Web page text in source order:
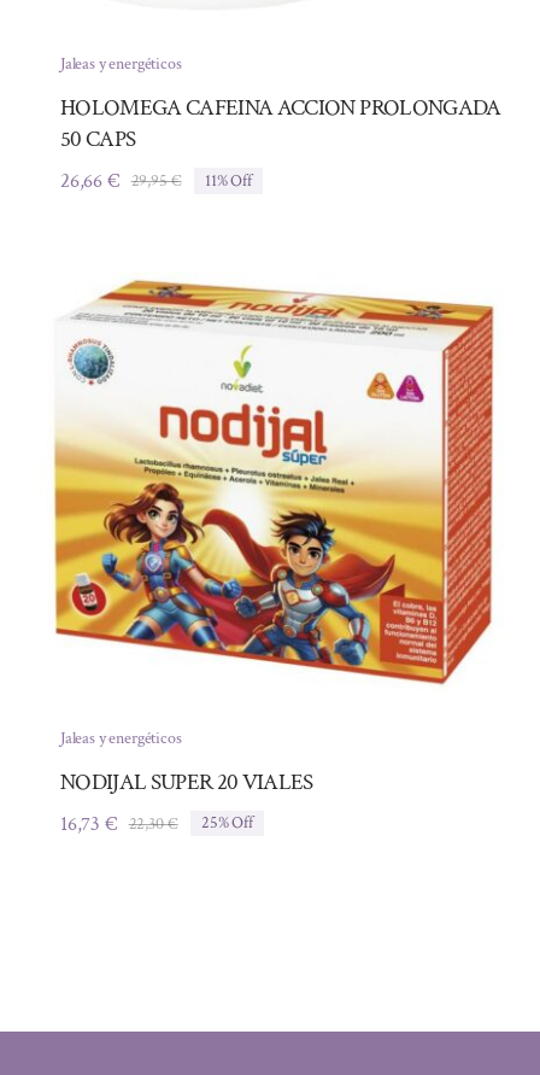
Jaleas y energéticos
HOLOMEGA CAFEINA ACCION PROLONGADA
50 CAPS
29,95€El
29,95 €.
26,66€
El
26,66 €.
11% Off
Jaleas y energéticos
NODIJAL SUPER 20 VIALES
22,30€El
16,73 €
El
25% Off